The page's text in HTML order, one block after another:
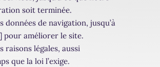
soit terminée.
données de navigation, jusqu’à
pour améliorer le site.
raisons légales, aussi
que la loi l’exige.